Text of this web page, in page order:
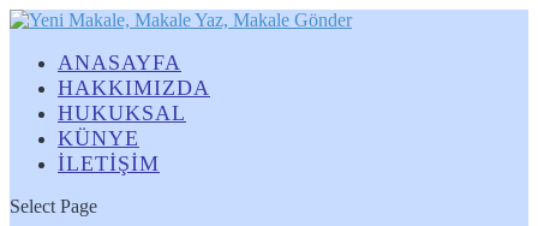
ANASAYFA
HAKKIMIZDA
HUKUKSAL
KÜNYE
İLETİŞİM
Select Page